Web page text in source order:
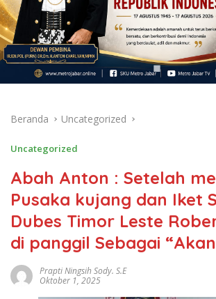
Beranda Uncategorized
Uncategorized
Abah Anton : Setelah
Pusaka kujang dan Iket
Dubes Timor Leste
di panggil Sebagai
Prapti Ningsih Sody. S.E
Oktober 1, 2025